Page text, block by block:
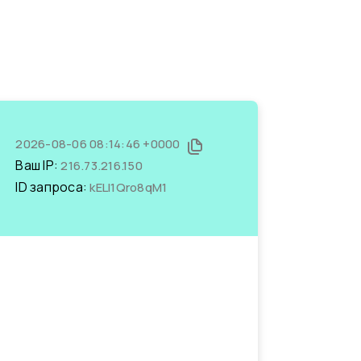
2026-08-06 08:14:46 +0000
Ваш IP:216.73.216.150
ID запроса:kELI1Qro8qM1